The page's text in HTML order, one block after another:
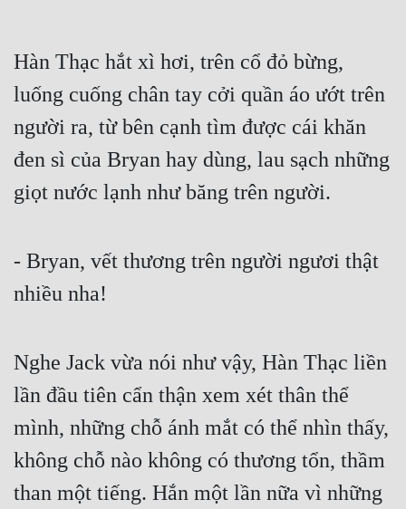
Đông Phương
Đông Phương Huyền Huyễn
Cẩu Đạo Trường Sinh
Truyện Nam
Truyện Nữ
Vô Địch Lưu
Xây Dựng Thế Lực
Hàn Thạc hắt xì hơi, trên cổ đỏ bừng,
luống cuống chân tay cởi quần áo ướt trên
người ra, từ bên cạnh tìm được cái khăn
đen sì của Bryan hay dùng, lau sạch những
giọt nước lạnh như băng trên người.
- Bryan, vết thương trên người ngươi thật
nhiều nha!
Nghe Jack vừa nói như vậy, Hàn Thạc liền
lần đầu tiên cẩn thận xem xét thân thể
mình, những chỗ ánh mắt có thể nhìn thấy,
không chỗ nào không có thương tổn, thầm
than một tiếng. Hắn một lần nữa vì những